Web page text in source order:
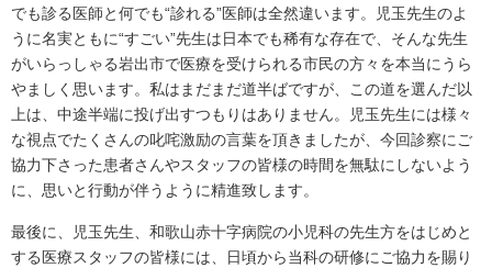
でも診る医師と何でも“診れる”医師は全然違います。児玉先生のよ
うに名実ともに“すごい”先生は日本でも稀有な存在で、そんな先生
がいらっしゃる岩出市で医療を受けられる市民の方々を本当にうら
やましく思います。私はまだまだ道半ばですが、この道を選んだ以
上は、中途半端に投げ出すつもりはありません。児玉先生には様々
な視点でたくさんの叱咤激励の言葉を頂きましたが、今回診察にご
協力下さった患者さんやスタッフの皆様の時間を無駄にしないよう
に、思いと行動が伴うように精進致します。
最後に、児玉先生、和歌山赤十字病院の小児科の先生方をはじめと
する医療スタッフの皆様には、日頃から当科の研修にご協力を賜り